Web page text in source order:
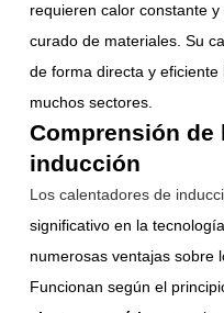
requieren calor constante
curado de materiales. Su
de forma directa y
muchos sectores.
Comprensión de
inducción
Los calentadores de
significativo en la
numerosas ventajas sobre
Funcionan según el